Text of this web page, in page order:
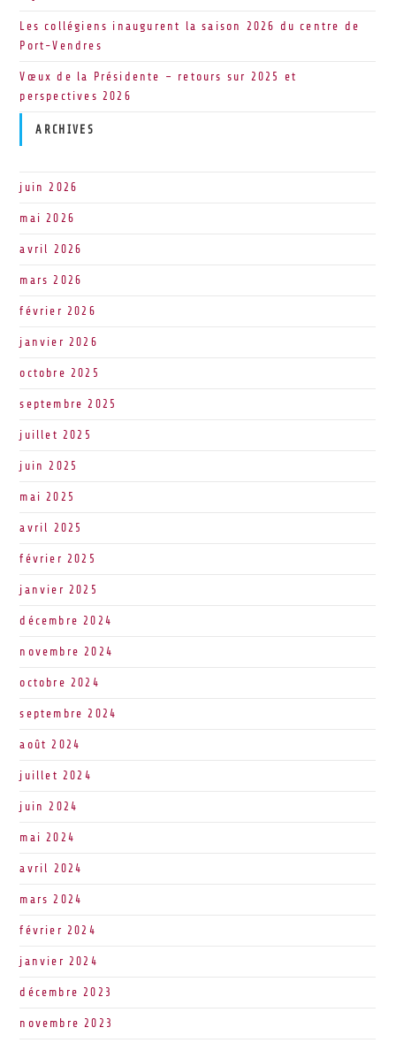
Les collégiens inaugurent la saison 2026 du centre de
Port-Vendres
Vœux de la Présidente – retours sur 2025 et
perspectives 2026
ARCHIVES
juin 2026
mai 2026
avril 2026
mars 2026
février 2026
janvier 2026
octobre 2025
septembre 2025
juillet 2025
juin 2025
mai 2025
avril 2025
février 2025
janvier 2025
décembre 2024
novembre 2024
octobre 2024
septembre 2024
août 2024
juillet 2024
juin 2024
mai 2024
avril 2024
mars 2024
février 2024
janvier 2024
décembre 2023
novembre 2023